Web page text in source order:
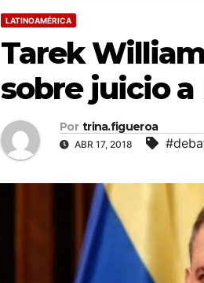
LATINOAMÉRICA
Tarek
sobre juicio
Por trina.figueroa
ABR 17, 2018